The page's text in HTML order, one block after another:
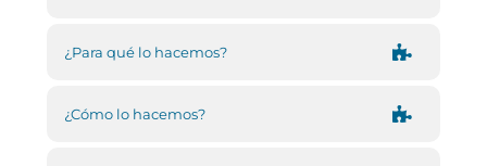
¿Para qué lo hacemos?
¿Cómo lo hacemos?